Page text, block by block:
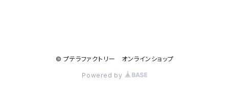
© プテラファクトリー オンラインショップ
Powered by